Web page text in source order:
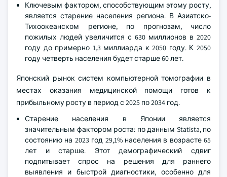
Ключевым фактором, способствующим этому росту,
является старение населения региона. В Азиатско-
Тихоокеанском регионе, по прогнозам, число
пожилых людей увеличится с 630 миллионов в 2020
году до примерно 1,3 миллиарда к 2050 году. К 2050
году четверть населения будет старше 60 лет.
Японский рынок систем компьютерной томографии в
местах оказания медицинской помощи готов к
прибыльному росту в период с 2025 по 2034 год.
Старение населения в Японии является
значительным фактором роста: по данным Statista, по
состоянию на 2023 год 29,1% населения в возрасте 65
лет и старше. Этот демографический сдвиг
подпитывает спрос на решения для раннего
выявления и быстрой диагностики, особенно для